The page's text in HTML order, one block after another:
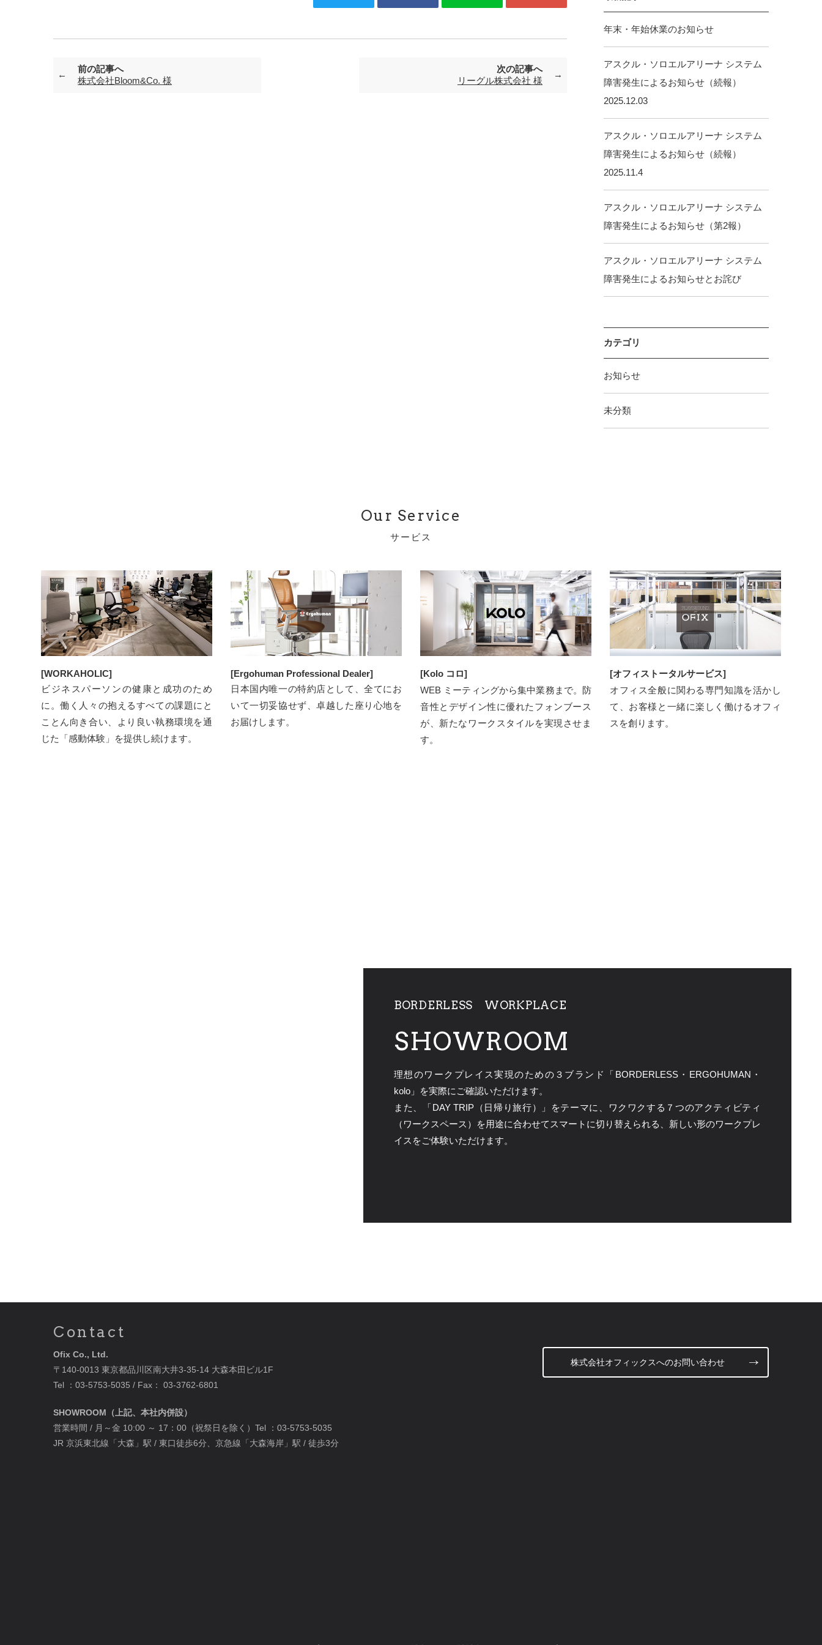
前の記事へ
株式会社Bloom&Co. 様
次の記事へ
リーグル株式会社 様
年末・年始休業のお知らせ
アスクル・ソロエルアリーナ システム
障害発生によるお知らせ（続報）
2025.12.03
アスクル・ソロエルアリーナ システム
障害発生によるお知らせ（続報）
2025.11.4
アスクル・ソロエルアリーナ システム
障害発生によるお知らせ（第2報）
アスクル・ソロエルアリーナ システム
障害発生によるお知らせとお詫び
カテゴリ
お知らせ
未分類
Our Service
サービス
[WORKAHOLIC]
ビジネスパーソンの健康と成功のため
に。働く人々の抱えるすべての課題にと
ことん向き合い、より良い執務環境を通
じた「感動体験」を提供し続けます。
[Ergohuman Professional Dealer]
日本国内唯⼀の特約店として、全てにお
いて⼀切妥協せず、卓越した座り心地を
お届けします。
[Kolo コロ]
WEB ミーティングから集中業務まで。防
音性とデザイン性に優れたフォンブース
が、新たなワークスタイルを実現させま
す。
[オフィストータルサービス]
オフィス全般に関わる専門知識を活かし
て、お客様と⼀緒に楽しく働けるオフィ
スを創ります。
BORDERLESS WORKPLACE
SHOWROOM
理想のワークプレイス実現のための３ブランド「BORDERLESS・ERGOHUMAN・
kolo」を実際にご確認いただけます。
また、「DAY TRIP（日帰り旅行）」をテーマに、ワクワクする７つのアクティビティ
（ワークスペース）を用途に合わせてスマートに切り替えられる、新しい形のワークプレ
イスをご体験いただけます。
Contact
Ofix Co., Ltd.
〒140-0013 東京都品川区南大井3-35-14 大森本田ビル1F
Tel ： 03-5753-5035 / Fax： 03-3762-6801
SHOWROOM（上記、本社内併設）
営業時間 / 月～金 10:00 ～ 17：00（祝祭日を除く）Tel ： 03-5753-5035
JR 京浜東北線「大森」駅 / 東口徒歩6分、京急線「大森海岸」駅 / 徒歩3分
株式会社オフィックスへのお問い合わせ